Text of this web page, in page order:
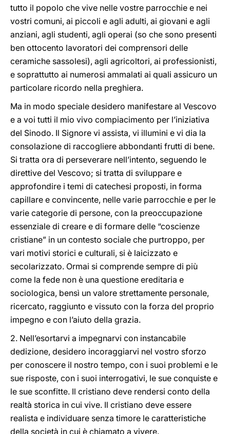
tutto il popolo che vive nelle vostre parrocchie e nei
vostri comuni, ai piccoli e agli adulti, ai giovani e agli
anziani, agli studenti, agli operai (so che sono presenti
ben ottocento lavoratori dei comprensori delle
ceramiche sassolesi), agli agricoltori, ai professionisti,
e soprattutto ai numerosi ammalati ai quali assicuro un
particolare ricordo nella preghiera.
Ma in modo speciale desidero manifestare al Vescovo
e a voi tutti il mio vivo compiacimento per l’iniziativa
del Sinodo. Il Signore vi assista, vi illumini e vi dia la
consolazione di raccogliere abbondanti frutti di bene.
Si tratta ora di perseverare nell’intento, seguendo le
direttive del Vescovo; si tratta di sviluppare e
approfondire i temi di catechesi proposti, in forma
capillare e convincente, nelle varie parrocchie e per le
varie categorie di persone, con la preoccupazione
essenziale di creare e di formare delle “coscienze
cristiane” in un contesto sociale che purtroppo, per
vari motivi storici e culturali, si è laicizzato e
secolarizzato. Ormai si comprende sempre di più
come la fede non è una questione ereditaria e
sociologica, bensì un valore strettamente personale,
ricercato, raggiunto e vissuto con la forza del proprio
impegno e con l’aiuto della grazia.
2. Nell’esortarvi a impegnarvi con instancabile
dedizione, desidero incoraggiarvi nel vostro sforzo
per conoscere il nostro tempo, con i suoi problemi e le
sue risposte, con i suoi interrogativi, le sue conquiste e
le sue sconfitte. Il cristiano deve rendersi conto della
realtà storica in cui vive. Il cristiano deve essere
realista e individuare senza timore le caratteristiche
della società in cui è chiamato a vivere.